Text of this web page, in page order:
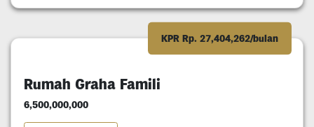
KPR Rp. 27,404,262/bulan
Rumah Graha Famili
6,500,000,000